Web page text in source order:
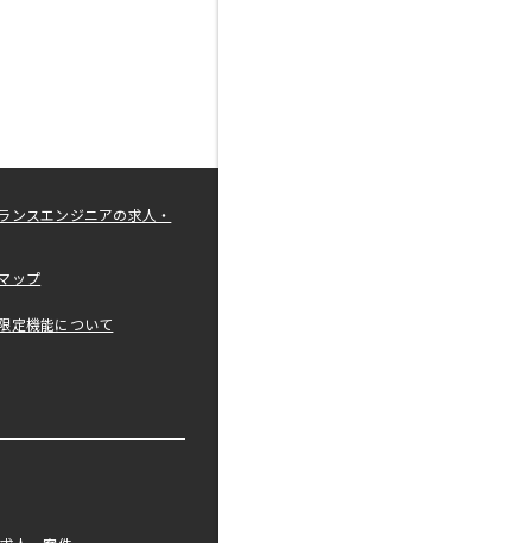
ンスエンジニアの求人・
ップ
定機能について